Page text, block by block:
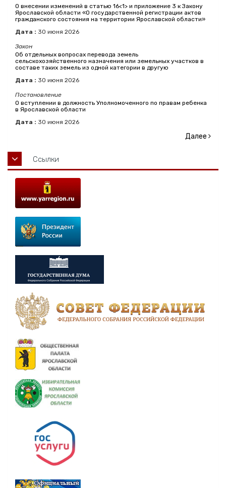
О внесении изменений в статью 16<1> и приложение 3 к Закону
Ярославской области «О государственной регистрации актов
гражданского состояния на территории Ярославской области»
Дата : 30 июня 2026
Закон
Об отдельных вопросах перевода земель
сельскохозяйственного назначения или земельных участков в
составе таких земель из одной категории в другую
Дата : 30 июня 2026
Постановление
О вступлении в должность Уполномоченного по правам ребенка
в Ярославской области
Дата : 30 июня 2026
Далее
Ссылки